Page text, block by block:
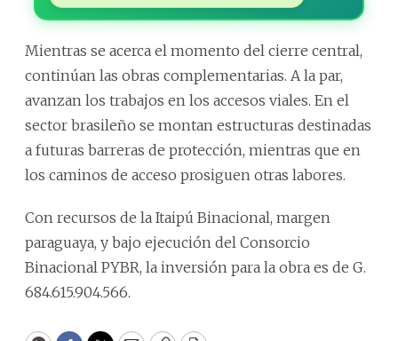
Mientras se acerca el momento del cierre central,
continúan las obras complementarias. A la par,
avanzan los trabajos en los accesos viales. En el
sector brasileño se montan estructuras destinadas
a futuras barreras de protección, mientras que en
los caminos de acceso prosiguen otras labores.
Con recursos de la Itaipú Binacional, margen
paraguaya, y bajo ejecución del Consorcio
Binacional PYBR, la inversión para la obra es de G.
684.615.904.566.